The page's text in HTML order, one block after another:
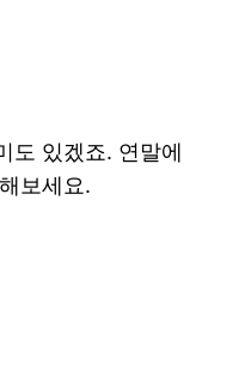
도 있겠죠. 연말에
보세요.